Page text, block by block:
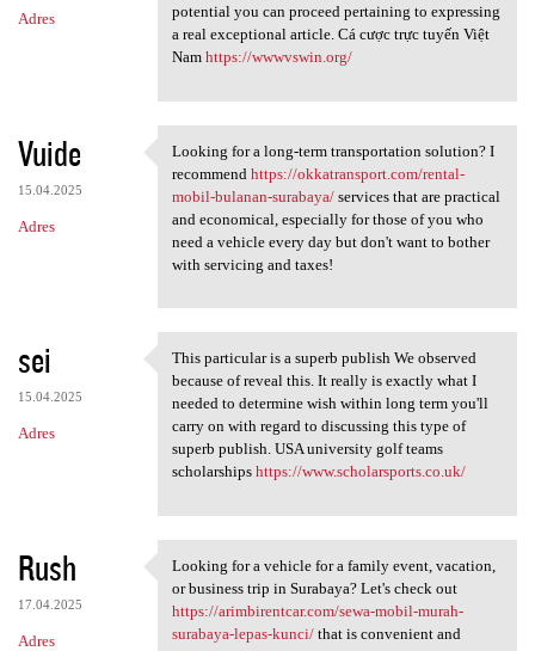
Adres
potential you can proceed pertaining to expressing
a real exceptional article. Cá cược trực tuyến Việt
Nam https://wwwvswin.org/
Vuide
15.04.2025
Adres
Looking for a long-term
Looking for a long-term transportation solution? I
recommend https://okkatransport.com/rental-
mobil-bulanan-surabaya/services that are practical
and economical, especially for those of you who
need a vehicle every day but don't want to bother
with servicing and taxes!
sei
15.04.2025
Adres
This particular is a superb
This particular is a superb publish We observed
because of reveal this. It really is exactly what I
needed to determine wish within long term you'll
carry on with regard to discussing this type of
superb publish. USA university golf teams
scholarships https://www.scholarsports.co.uk/
Rush
17.04.2025
Adres
Looking for a vehicle for a
Looking for a vehicle for a family event, vacation,
or business trip in Surabaya? Let's check out
https://arimbirentcar.com/sewa-mobil-murah-
surabaya-lepas-kunci/that is convenient and